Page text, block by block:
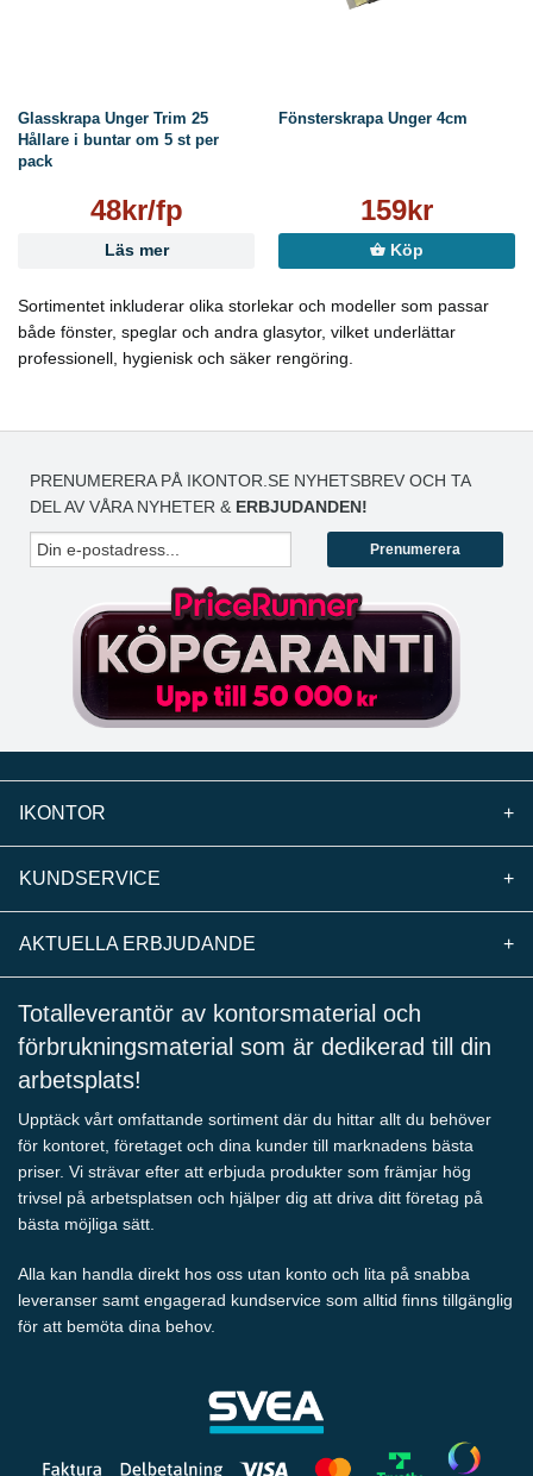
Glasskrapa Unger Trim 25
Hållare i buntar om 5 st per
pack
48kr/fp
Läs mer
Fönsterskrapa Unger 4cm
159kr
Köp
Sortimentet inkluderar olika storlekar och modeller som passar
både fönster, speglar och andra glasytor, vilket underlättar
professionell, hygienisk och säker rengöring.
PRENUMERERA PÅ IKONTOR.SE NYHETSBREV OCH TA
DEL AV VÅRA NYHETER & ERBJUDANDEN!
Prenumerera
IKONTOR +
KUNDSERVICE +
AKTUELLA ERBJUDANDE +
Totalleverantör av kontorsmaterial och
förbrukningsmaterial som är dedikerad till din
arbetsplats!
Upptäck vårt omfattande sortiment där du hittar allt du behöver
för kontoret, företaget och dina kunder till marknadens bästa
priser. Vi strävar efter att erbjuda produkter som främjar hög
trivsel på arbetsplatsen och hjälper dig att driva ditt företag på
bästa möjliga sätt.
Alla kan handla direkt hos oss utan konto och lita på snabba
leveranser samt engagerad kundservice som alltid finns tillgänglig
för att bemöta dina behov.